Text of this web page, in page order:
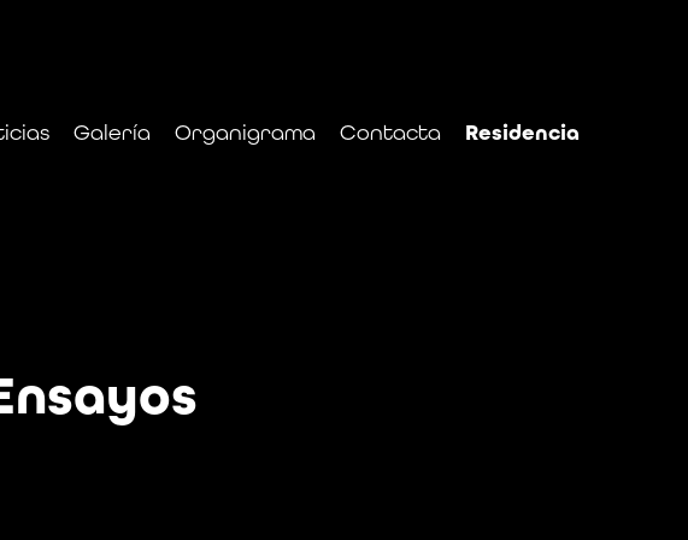
Galería Organigrama Contacta Residencia